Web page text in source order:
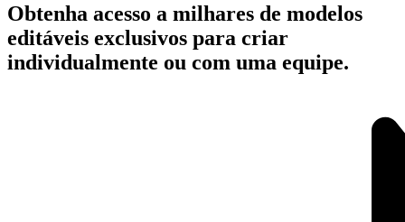
Obtenha acesso a milhares de modelos
editáveis exclusivos para criar
individualmente ou com uma equipe.